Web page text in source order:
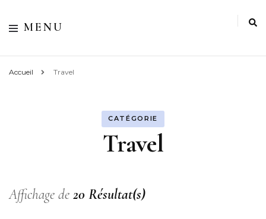
MENU
Accueil Travel
CATÉGORIE
Travel
Affichage de 20 Résultat(s)